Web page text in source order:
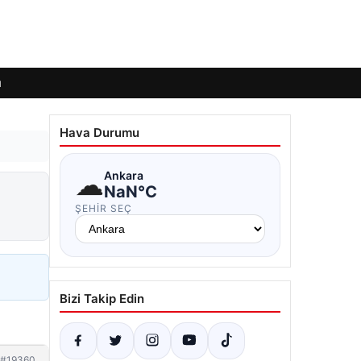
Hava Durumu
☁Ankara
NaN°C
ŞEHIR SEÇ
Bizi Takip Edin